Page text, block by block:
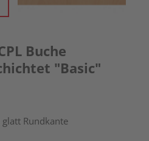
Buche
"Basic"
Rundkante